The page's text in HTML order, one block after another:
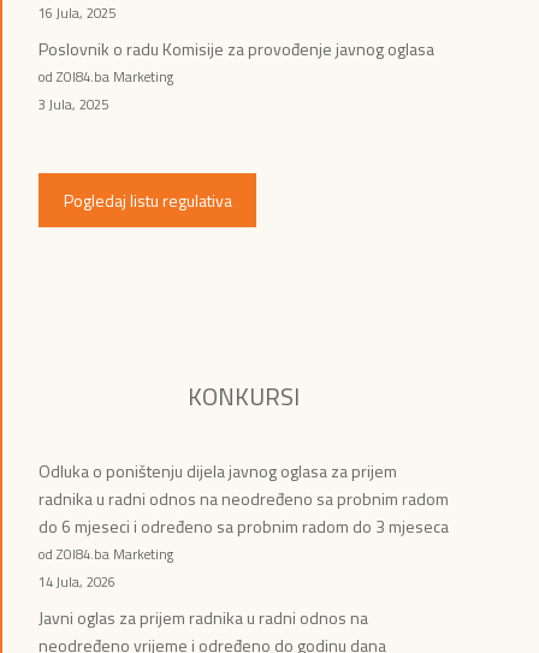
16 Jula, 2025
Poslovnik o radu Komisije za provođenje javnog oglasa
od ZOI84.ba Marketing
3 Jula, 2025
Pogledaj listu regulativa
KONKURSI
Odluka o poništenju dijela javnog oglasa za prijem
radnika u radni odnos na neodređeno sa probnim radom
do 6 mjeseci i određeno sa probnim radom do 3 mjeseca
od ZOI84.ba Marketing
14 Jula, 2026
Javni oglas za prijem radnika u radni odnos na
neodređeno vrijeme i određeno do godinu dana